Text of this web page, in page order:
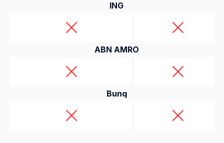
ING
ABN AMRO
Bunq